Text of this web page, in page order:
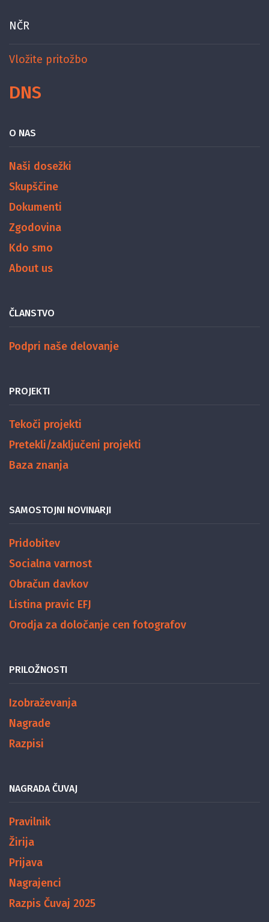
NČR
Vložite pritožbo
DNS
O NAS
Naši dosežki
Skupščine
Dokumenti
Zgodovina
Kdo smo
About us
ČLANSTVO
Podpri naše delovanje
PROJEKTI
Tekoči projekti
Pretekli/zaključeni projekti
Baza znanja
SAMOSTOJNI NOVINARJI
Pridobitev
Socialna varnost
Obračun davkov
Listina pravic EFJ
Orodja za določanje cen fotografov
PRILOŽNOSTI
Izobraževanja
Nagrade
Razpisi
NAGRADA ČUVAJ
Pravilnik
Žirija
Prijava
Nagrajenci
Razpis Čuvaj 2025